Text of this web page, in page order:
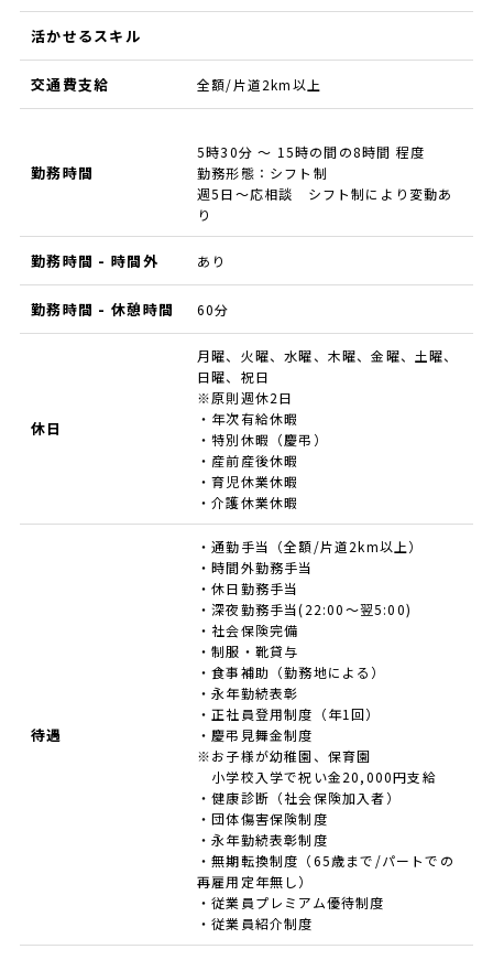
活かせるスキル
交通費支給 全額/片道2km以上
勤務時間
5時30分 ～ 15時の間の8時間 程度
勤務形態：シフト制
週5日～応相談 シフト制により変動あ
り
勤務時間 - 時間外 あり
勤務時間 - 休憩時間 60分
休日
月曜、火曜、水曜、木曜、金曜、土曜、
日曜、祝日
※原則週休2日
・年次有給休暇
・特別休暇（慶弔）
・産前産後休暇
・育児休業休暇
・介護休業休暇
待遇
・通勤手当（全額/片道2km以上）
・時間外勤務手当
・休日勤務手当
・深夜勤務手当(22:00～翌5:00)
・社会保険完備
・制服・靴貸与
・食事補助（勤務地による）
・永年勤続表彰
・正社員登用制度（年1回）
・慶弔見舞金制度
※お子様が幼稚園、保育園
小学校入学で祝い金20,000円支給
・健康診断（社会保険加入者）
・団体傷害保険制度
・永年勤続表彰制度
・無期転換制度（65歳まで/パートでの
再雇用定年無し）
・従業員プレミアム優待制度
・従業員紹介制度